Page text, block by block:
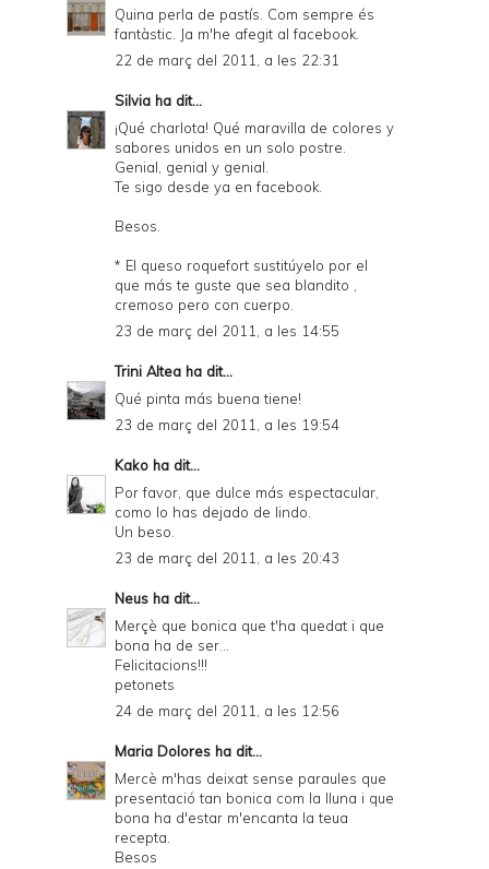
Quina perla de pastís. Com sempre és
fantàstic. Ja m'he afegit al facebook.
22 de març del 2011, a les 22:31
Silvia ha dit...
¡Qué charlota! Qué maravilla de colores y
sabores unidos en un solo postre.
Genial, genial y genial.
Te sigo desde ya en facebook.
Besos.
* El queso roquefort sustitúyelo por el
que más te guste que sea blandito ,
cremoso pero con cuerpo.
23 de març del 2011, a les 14:55
Trini Altea ha dit...
Qué pinta más buena tiene!
23 de març del 2011, a les 19:54
Kako ha dit...
Por favor, que dulce más espectacular,
como lo has dejado de lindo.
Un beso.
23 de març del 2011, a les 20:43
Neus ha dit...
Merçè que bonica que t'ha quedat i que
bona ha de ser...
Felicitacions!!!
petonets
24 de març del 2011, a les 12:56
Maria Dolores ha dit...
Mercè m'has deixat sense paraules que
presentació tan bonica com la lluna i que
bona ha d'estar m'encanta la teua
recepta.
Besos